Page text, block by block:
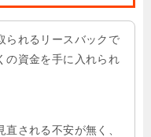
られるリースバックで
の資金を手に入れられ
される不安が無く、